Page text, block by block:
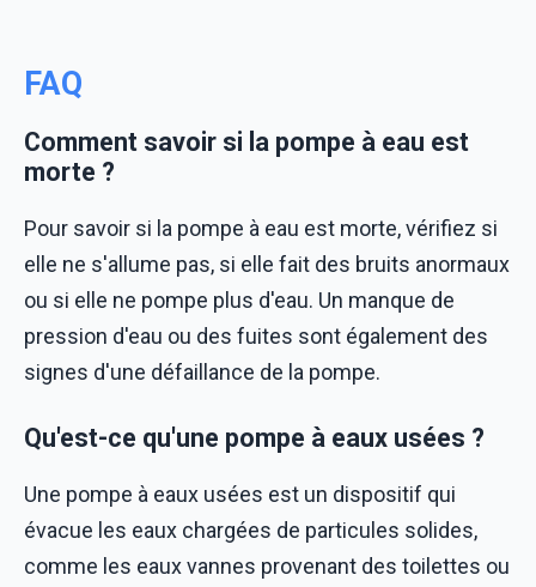
FAQ
Comment savoir si la pompe à eau est
morte ?
Pour savoir si la pompe à eau est morte, vérifiez si
elle ne s'allume pas, si elle fait des bruits anormaux
ou si elle ne pompe plus d'eau. Un manque de
pression d'eau ou des fuites sont également des
signes d'une défaillance de la pompe.
Qu'est-ce qu'une pompe à eaux usées ?
Une pompe à eaux usées est un dispositif qui
évacue les eaux chargées de particules solides,
comme les eaux vannes provenant des toilettes ou